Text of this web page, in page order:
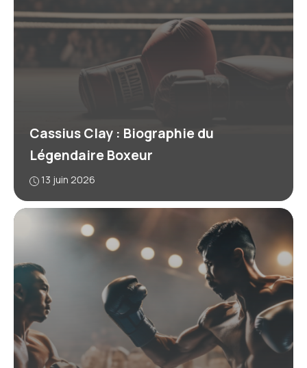
Cassius Clay : Biographie du
Légendaire Boxeur
13 juin 2026